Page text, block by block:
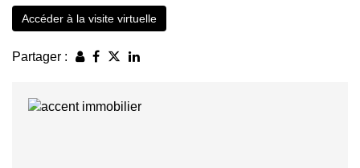
Accéder à la visite virtuelle
Partager :